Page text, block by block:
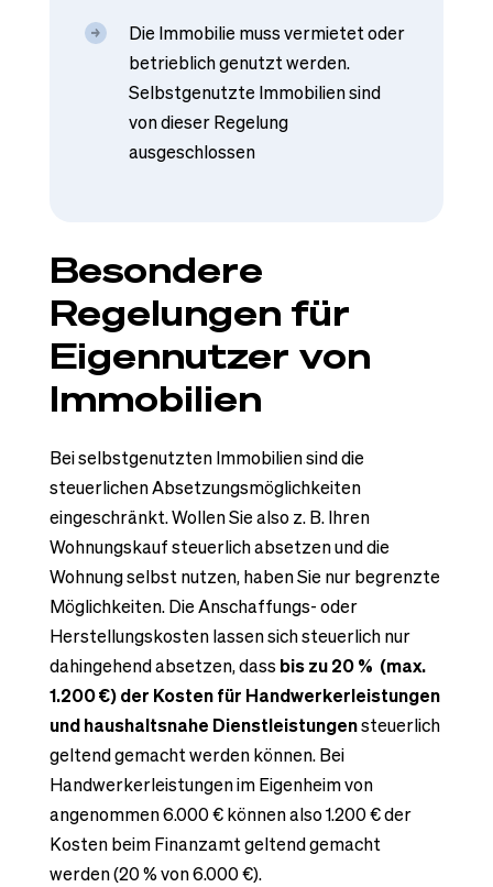
Die Immobilie muss vermietet oder
betrieblich genutzt werden.
Selbstgenutzte Immobilien sind
von dieser Regelung
ausgeschlossen
Besondere
Regelungen für
Eigennutzer von
Immobilien
Bei selbstgenutzten Immobilien sind die
steuerlichen Absetzungsmöglichkeiten
eingeschränkt. Wollen Sie also z. B. Ihren
Wohnungskauf steuerlich absetzen und die
Wohnung selbst nutzen, haben Sie nur begrenzte
Möglichkeiten. Die Anschaffungs- oder
Herstellungskosten lassen sich steuerlich nur
dahingehend absetzen, dass bis zu 20 % (max.
1.200 €)der Kosten für Handwerkerleistungen
und haushaltsnahe Dienstleistungensteuerlich
geltend gemacht werden können. Bei
Handwerkerleistungen im Eigenheim von
angenommen 6.000 € können also 1.200 € der
Kosten beim Finanzamt geltend gemacht
werden (20 % von 6.000 €).